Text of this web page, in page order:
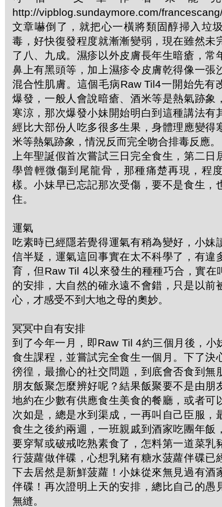
http://vipblog.sundaymore.com/
文章嚇倒了，就把心一橫將類固醇掃入垃
毒，好快復發程度就漸漸變弱，現在雖然未
了八、九成。濕疹以外皮膚長年生暗瘡，常
鼻上有黑頭等，加上濕疹令皮膚乾得像一張
混合性肌膚。這個毛病Raw Til4一開始先有
爆發，一般人會說暗瘡、酒米等是熱氣跡象
寒涼，那次爆發小妹開始明白到這種講法有
經比大部份人吃多很多生果，身體理應變得
米等熱氣跡象，情況反而完全吻合排毒反應。
上年聖誕假首次嘗試三日完全食生，第二日
學曾輕微傷到尾龍骨，那種痛楚再現，程
樣。小妹早已忘記那次受傷，要不是食生，
住。
運氣
吃素時已經隱若覺得運氣有稍為變好，小妹
信半疑，運氣這回事實在太不科學了，有違
育，但Raw Til 4以來發生的種種巧合，實在
的安排，大自然的確永遠不會錯，只是以前
心，才感受不到大地之母的奧妙。
冥冥中自有安排
到了今年一月，即Raw Til 4約三個月後，小
食生課程，並嘗試完全食生一個月。下了決
徬徨，最擔心的社交問題，到底會否食到無
朋友飯聚怎麼辨好呢？結果飯聚要不是由朋
地約在少數有供應食生美食的餐廳，或者可
次如是，總是水到渠成，一再叫自己臣服，
食生之後約兩週，一班親戚到酒家吃團年飯
要穿幫或破戒吃熟素食了，怎料第一道菜乳
行菠蘿做伴碟，心想乳豬有糖水菠蘿伴碟已
下去居然是新鮮菠蘿！小妹從來無見過有酒
伴碟！再次證明上天的安排，總比自己的愚
無縫。